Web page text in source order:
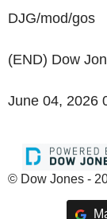
DJG/mod/gos
(END) Dow
June 04, 2026
© Dow Jones -